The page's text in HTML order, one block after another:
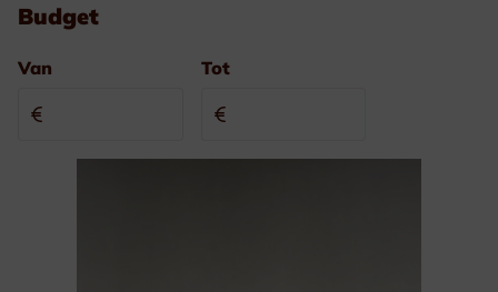
Budget
Van Tot